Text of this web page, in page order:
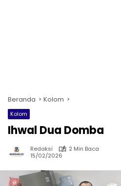
Beranda Kolom
Kolom
Ihwal Dua Domba
Redaksi
2 Min Baca
15/02/2026